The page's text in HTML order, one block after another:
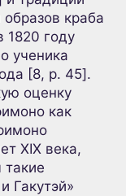
краба
1820 году
ученика
[8, p. 45].
оценку
как
XIX века,
такие
Гакутэй»